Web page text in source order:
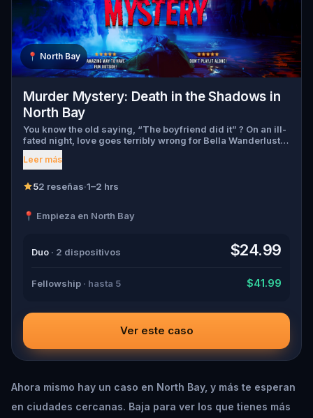
📍 North Bay
Murder Mystery: Death in the Shadows in
North Bay
You know the old saying, “The boyfriend did it” ? On an ill-
fated night, love goes terribly wrong for Bella Wanderlust
and Walter Bridges . Bella, a famous travel blogger, was
found dead during a ghost tour led by the theatrical Percy
Walter, the obsessed boyfriend? Percy, the ghost tour
suspects, and expose the real murderer before they strike
Leer más
52 reseñas·1–2 hrs
📍 Empieza en North Bay
Duo · 2 dispositivos $24.99
Fellowship · hasta 5 $41.99
Ver este caso
Ahora mismo hay un caso en North Bay, y más te esperan
en ciudades cercanas. Baja para ver los que tienes más